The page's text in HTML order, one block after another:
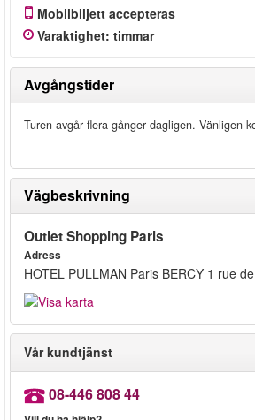
Mobilbiljett accepteras
Varaktighet: timmar
Avgångstider
Turen avgår flera gånger dagligen. Vänligen
Vägbeskrivning
Outlet Shopping Paris
Adress
HOTEL PULLMAN Paris BERCY 1 rue
Vår kundtjänst
08-446 808 44